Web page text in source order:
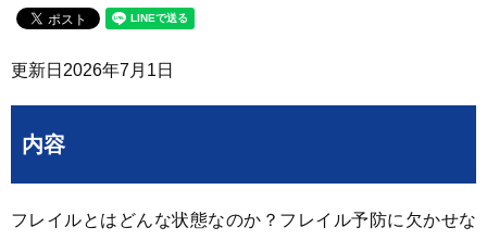
更新日 2026年7月1日
内容
フレイルとはどんな状態なのか？フレイル予防に欠かせな